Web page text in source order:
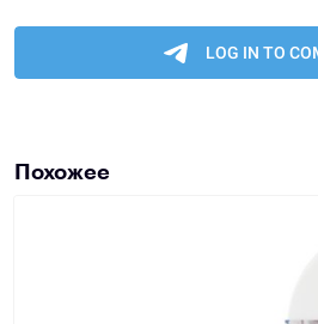
Похожее